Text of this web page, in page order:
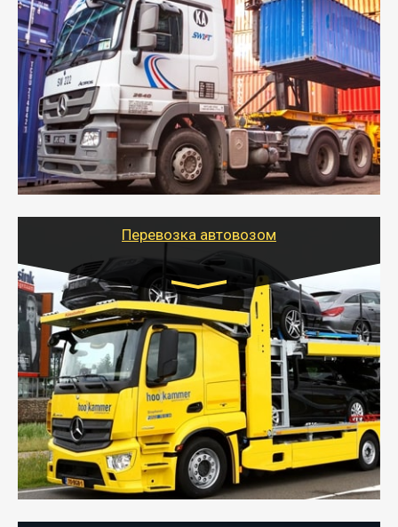
Цена за км. Рассчитывается
индивидуально
- Контейнерные грузоперевозки на специальном
оборудованном транспорте быстро, качественно и
безопасно.
- Наша транспортная компания поможет
организовать доставку в порт и из порта
стандартных контейнеров на контейнеровозе,
шаландах и площадках (открытых кузовах),
используя надежные крепления.
Перевозка автовозом
Цена за км. Рассчитывается
индивидуально
- Перевозка автовозом от Тайгер Логистик – это
быстрый и безопасный способ доставить несколько
легковых автомобилей за одну поездку в другой
город.
- Наша транспортная компания организует доставку
машин автовозом, подобрав оптимальный маршрут с
учетом всех особенности по пути следования.